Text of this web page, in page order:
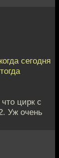
сегодня
цирк с
Уж очень